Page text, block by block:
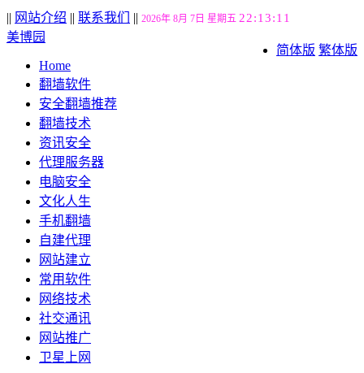
|| 网站介绍 || 联系我们 || 2026年 8月 7日 星期五 22:13:12
简体版 繁体版
美博园
Home
翻墙软件
安全翻墙推荐
翻墙技术
资讯安全
代理服务器
电脑安全
文化人生
手机翻墙
自建代理
网站建立
常用软件
网络技术
社交通讯
网站推广
卫星上网